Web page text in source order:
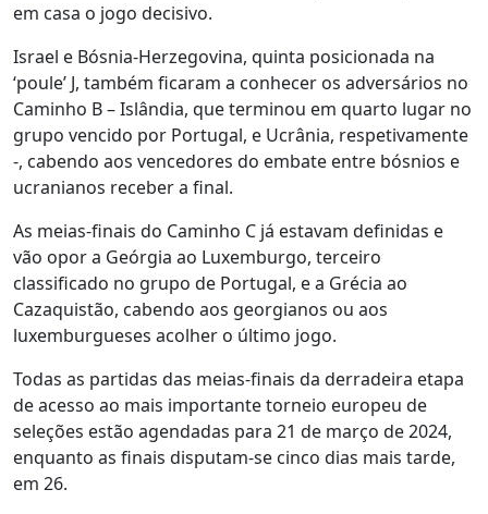
em casa o jogo decisivo.
Israel e Bósnia-Herzegovina, quinta posicionada na
‘poule’ J, também ficaram a conhecer os adversários no
Caminho B – Islândia, que terminou em quarto lugar no
grupo vencido por Portugal, e Ucrânia, respetivamente
-, cabendo aos vencedores do embate entre bósnios e
ucranianos receber a final.
As meias-finais do Caminho C já estavam definidas e
vão opor a Geórgia ao Luxemburgo, terceiro
classificado no grupo de Portugal, e a Grécia ao
Cazaquistão, cabendo aos georgianos ou aos
luxemburgueses acolher o último jogo.
Todas as partidas das meias-finais da derradeira etapa
de acesso ao mais importante torneio europeu de
seleções estão agendadas para 21 de março de 2024,
enquanto as finais disputam-se cinco dias mais tarde,
em 26.